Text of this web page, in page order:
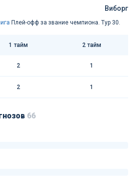
Виборг
Плей-офф за звание чемпиона. Тур 30.
1 тайм 2 тайм
2 1
2 1
66